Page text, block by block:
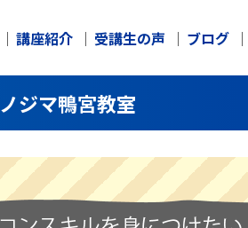
講座紹介 受講生の声 ブログ
ノジマ鴨宮教室